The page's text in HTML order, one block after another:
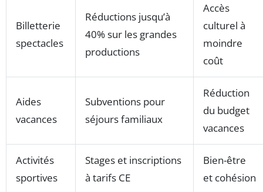
Billetterie
spectacles
Réductions jusqu’à
40% sur les grandes
productions
Accès
culturel à
moindre
coût
Aides
vacances
Subventions pour
séjours familiaux
Réduction
du budget
vacances
Activités
sportives
Stages et inscriptions
à tarifs CE
Bien-être
et cohésion